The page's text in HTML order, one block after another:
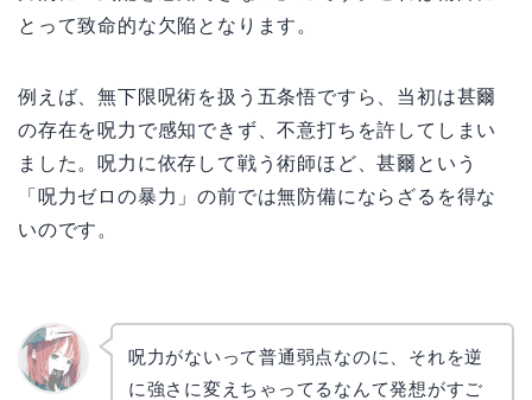
とって致命的な欠陥となります。
例えば、無下限呪術を扱う五条悟ですら、当初は甚爾
の存在を呪力で感知できず、不意打ちを許してしまい
ました。呪力に依存して戦う術師ほど、甚爾という
「呪力ゼロの暴力」の前では無防備にならざるを得な
いのです。
呪力がないって普通弱点なのに、それを逆
に強さに変えちゃってるなんて発想がすご